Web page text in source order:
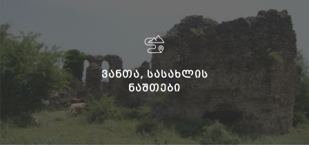
ᲕᲐᲜᲗᲐ, ᲡᲐᲡᲐᲮᲚᲘᲡ
ᲜᲐᲨᲗᲔᲑᲘ